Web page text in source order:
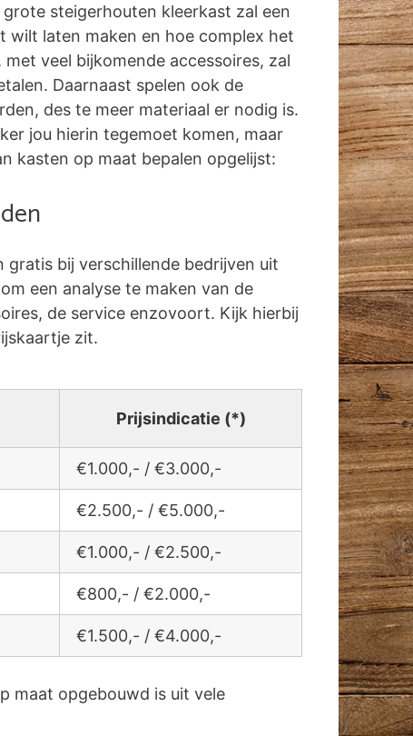
steigerhouten kleerkast zal een
wilt laten maken en hoe complex het
veel bijkomende accessoires, zal
Daarnaast spelen ook de
des te meer materiaal er nodig is.
jou hierin tegemoet komen, maar
kasten op maat bepalen opgelijst:
gratis bij verschillende bedrijven uit
een analyse te maken van de
de service enzovoort. Kijk hierbij
zit.
Prijsindicatie (*)
€1.000,- / €3.000,-
€2.500,- / €5.000,-
€1.000,- / €2.500,-
€800,- / €2.000,-
€1.500,- / €4.000,-
maat opgebouwd is uit vele